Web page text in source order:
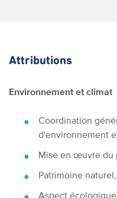
Attributions
Environnement et climat
Coordination
d'environnement
Mise en œuvre du
Patrimoine
Aspect